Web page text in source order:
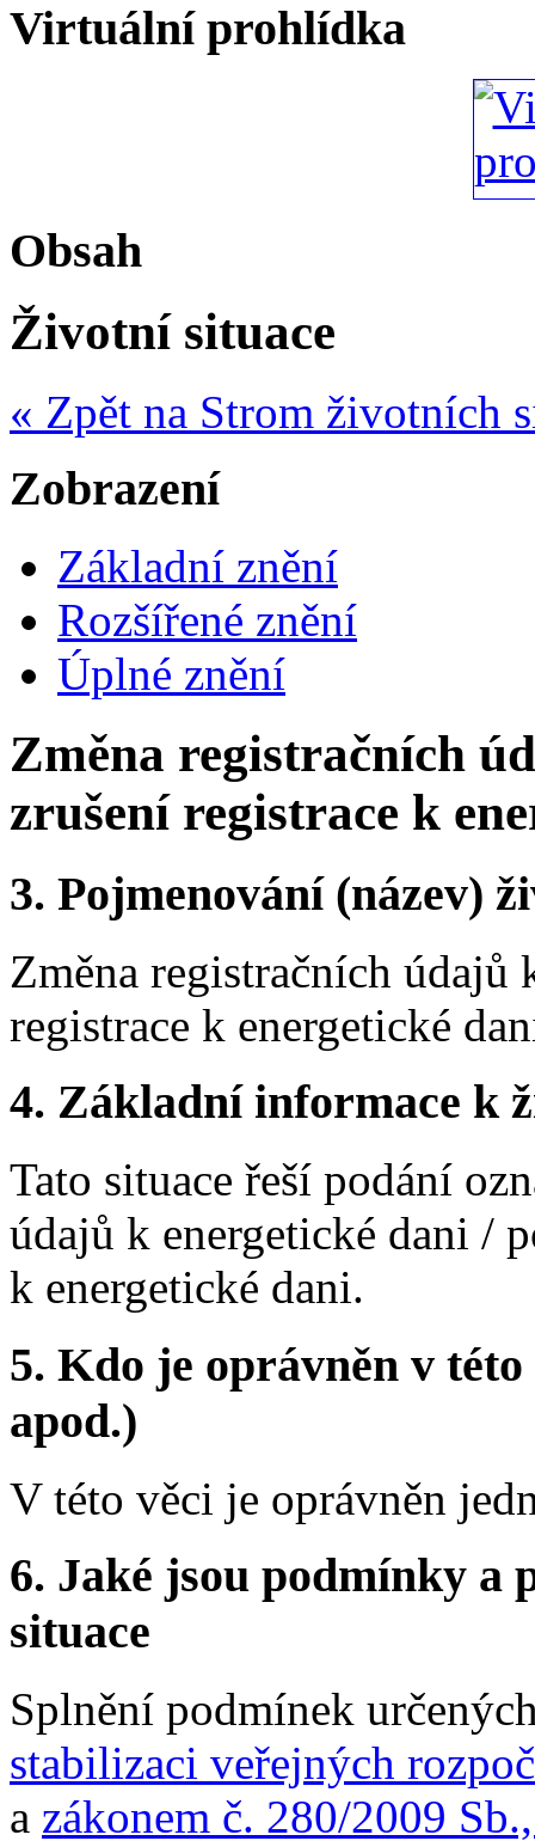
Virtuální prohlídka
Obsah
Životní situace
« Zpět na Strom životních
Zobrazení
Základní znění
Rozšířené znění
Úplné znění
Změna registračních
zrušení registrace k
3. Pojmenování (název)
Změna registračních údajů
registrace k energetické
4. Základní informace k
Tato situace řeší podání
údajů k energetické dani /
k energetické dani.
5. Kdo je oprávněn v
apod.)
V této věci je oprávněn
6. Jaké jsou podmínky a
situace
Splnění podmínek
stabilizaci veřejných
a zákonem č. 280/2009